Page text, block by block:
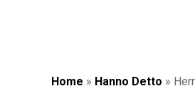
Home » Hanno Detto »